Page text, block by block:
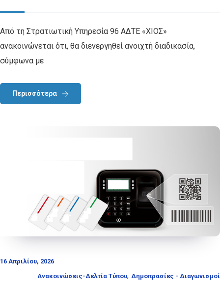
Από τη Στρατιωτική Υπηρεσία 96 ΑΔΤΕ «ΧΙΟΣ»
ανακοινώνεται ότι, θα διενεργηθεί ανοιχτή διαδικασία,
σύμφωνα με
Περισσότερα
16 Απριλίου, 2026
Ανακοινώσεις-Δελτία Τύπου, Δημοπρασίες - Διαγωνισμοί